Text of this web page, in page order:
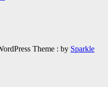
Theme : by Sparkle